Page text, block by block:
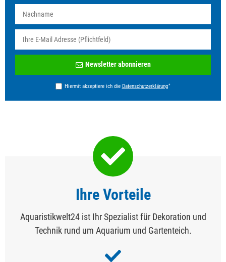
Honig
Newsletter abonnieren
Hiermit akzeptiere ich die Daten­schutz­erklärung*
Ihre Vorteile
Aquaristikwelt24 ist Ihr Spezialist für Dekoration und
Technik rund um Aquarium und Gartenteich.